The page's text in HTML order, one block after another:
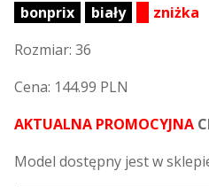
bonprix biały
zniżka
Rozmiar: 36
Cena: 144.99 PLN
AKTUALNA PROMOCYJNA
Model dostępny jest w